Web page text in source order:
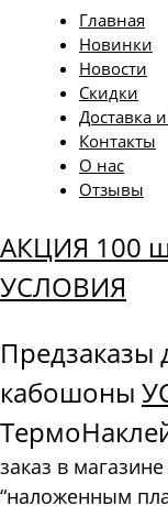
Главная
Новинки
Новости
Скидки
Доставка
Контакты
О нас
Отзывы
АКЦИЯ 100
УСЛОВИЯ
Предзаказы
кабошоны
заказ в
“наложенным